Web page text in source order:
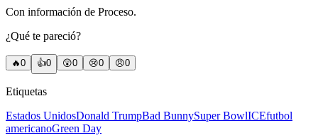
Con información de Proceso.
¿Qué te pareció?
🔥0 👍0 😲0 😢0 😠0
Etiquetas
Estados UnidosDonald TrumpBad BunnySuper BowlICEfutbol
americanoGreen Day